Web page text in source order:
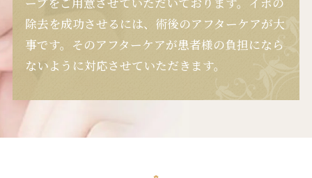
除去を成功させるには、術後のアフターケアが大
事です。そのアフターケアが患者様の負担になら
ないように対応させていただきます。